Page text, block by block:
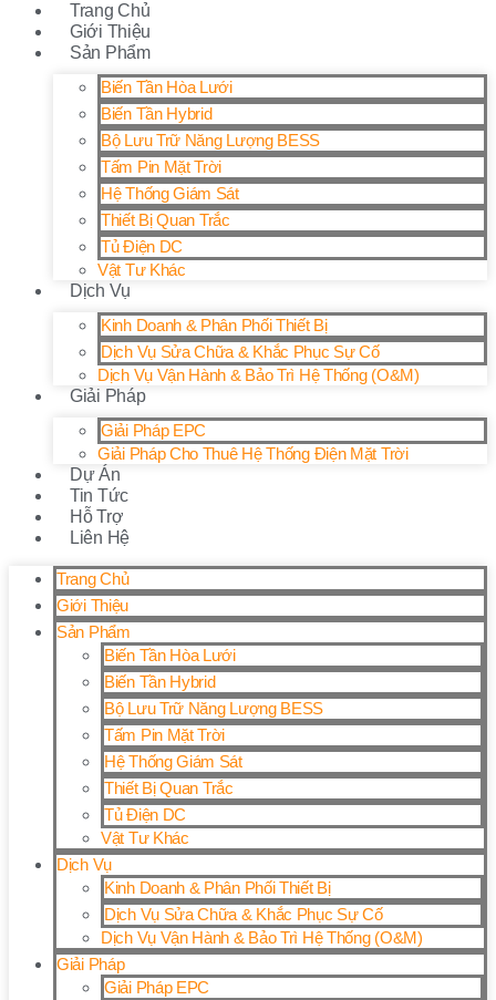
Trang Chủ
Giới Thiệu
Sản Phẩm
Biến Tần Hòa Lưới
Biến Tần Hybrid
Bộ Lưu Trữ Năng Lượng BESS
Tấm Pin Mặt Trời
Hệ Thống Giám Sát
Thiết Bị Quan Trắc
Tủ Điện DC
Vật Tư Khác
Dịch Vụ
Kinh Doanh & Phân Phối Thiết Bị
Dịch Vụ Sửa Chữa & Khắc Phục Sự Cố
Dịch Vụ Vận Hành & Bảo Trì Hệ Thống (O&M)
Giải Pháp
Giải Pháp EPC
Giải Pháp Cho Thuê Hệ Thống Điện Mặt Trời
Dự Án
Tin Tức
Hỗ Trợ
Liên Hệ
Trang Chủ
Giới Thiệu
Sản Phẩm
Biến Tần Hòa Lưới
Biến Tần Hybrid
Bộ Lưu Trữ Năng Lượng BESS
Tấm Pin Mặt Trời
Hệ Thống Giám Sát
Thiết Bị Quan Trắc
Tủ Điện DC
Vật Tư Khác
Dịch Vụ
Kinh Doanh & Phân Phối Thiết Bị
Dịch Vụ Sửa Chữa & Khắc Phục Sự Cố
Dịch Vụ Vận Hành & Bảo Trì Hệ Thống (O&M)
Giải Pháp
Giải Pháp EPC